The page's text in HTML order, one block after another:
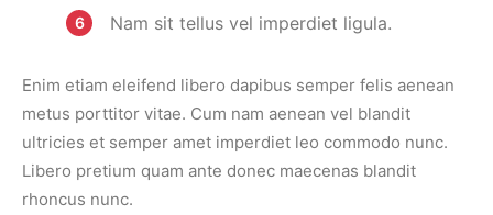
Nam sit tellus vel imperdiet ligula.
Enim etiam eleifend libero dapibus semper felis aenean
metus porttitor vitae. Cum nam aenean vel blandit
ultricies et semper amet imperdiet leo commodo nunc.
Libero pretium quam ante donec maecenas blandit
rhoncus nunc.